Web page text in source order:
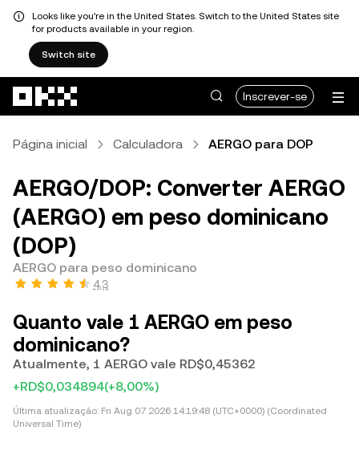
Looks like you're in the United States. Switch to the United States site
for products available in your region.
Switch site
Inscrever-se
Página inicial Calculadora AERGO para DOP
AERGO/DOP: Converter AERGO
(AERGO) em peso dominicano
(DOP)
AERGO para peso dominicano
4,3
Quanto vale 1 AERGO em peso
dominicano?
Atualmente, 1 AERGO vale RD$0,45362
+RD$0,034894(+8,00%)
Última atualização: Fri Aug 07 2026 14:19:48 (UTC+0000) (Coordinated
Universal Time)